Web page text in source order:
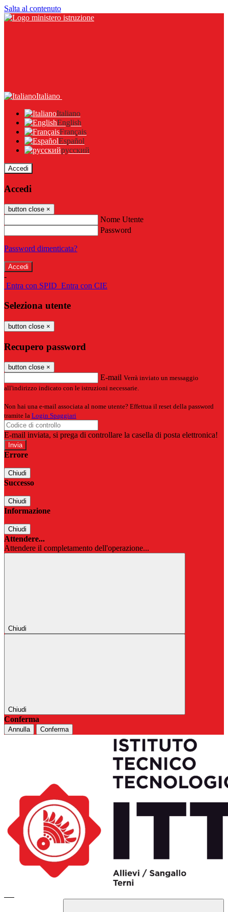
Salta al contenuto
Italiano
Italiano
English
Français
Español
русский
Accedi
Accedi
button close ×
Nome Utente
Password
Password dimenticata?
-
Entra con SPID Entra con CIE
Seleziona utente
button close ×
Recupero password
button close ×
E-mail Verrà inviato un messaggio
all'indirizzo indicato con le istruzioni necessarie.
Non hai una e-mail associata al nome utente? Effettua il reset della password
tramite la Login Spaggiari
E-mail inviata, si prega di controllare la casella di posta elettronica!
Errore
Chiudi
Successo
Chiudi
Informazione
Chiudi
Attendere...
Attendere il completamento dell'operazione...
Chiudi
Chiudi
Conferma
Annulla Conferma